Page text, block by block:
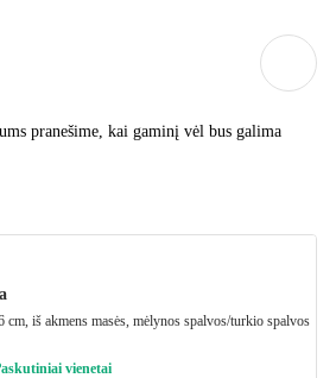
pranešime, kai gaminį vėl bus galima
cm, iš akmens masės, mėlynos spalvos/turkio spalvos
vienetai